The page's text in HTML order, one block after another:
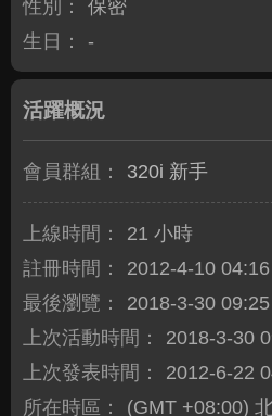
性別：
保密
生日：
-
活躍概況
會員群組： 320i 新手
上線時間：
21 小時
註冊時間：
2012-4-10
最後瀏覽：
2018-3-30
上次活動時間：
2018-3-30
上次發表時間：
2012-6-22
所在時區：
(GMT +08:00)